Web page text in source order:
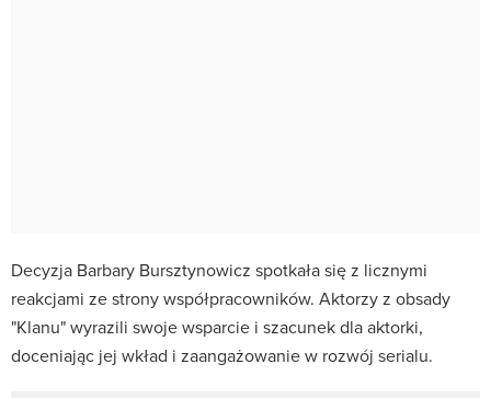
Decyzja Barbary Bursztynowicz spotkała się z licznymi
reakcjami ze strony współpracowników. Aktorzy z obsady
"Klanu" wyrazili swoje wsparcie i szacunek dla aktorki,
doceniając jej wkład i zaangażowanie w rozwój serialu.